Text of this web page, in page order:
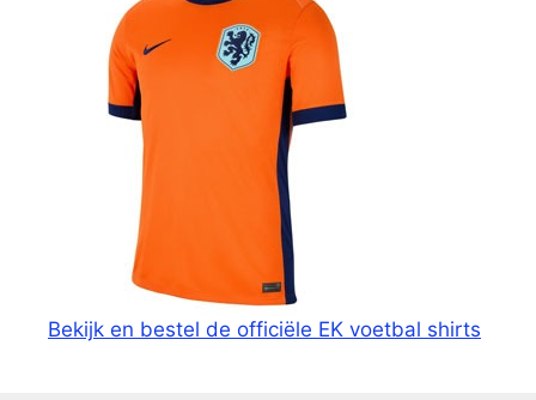
Bekijk en bestel de officiële EK voetbal shirts